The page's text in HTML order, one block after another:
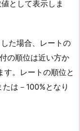
として表示しま
た場合、レートの
の順位は近い方か
す。レートの順位と
は－100%となり